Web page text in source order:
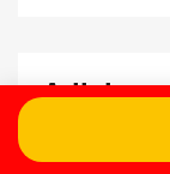
Adicione